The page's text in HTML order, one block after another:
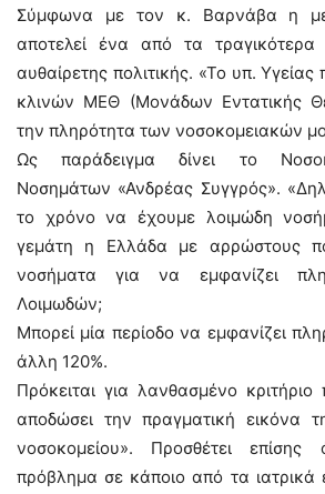
Σύμφωνα με τον κ. Βαρνάβα η
αποτελεί ένα από τα
αυθαίρετης πολιτικής. «Το υπ.
κλινών ΜΕΘ (Μονάδων Εντατικής
την πληρότητα των νοσοκομειακών
Ως παράδειγμα δίνει το
Νοσημάτων «Ανδρέας Συγγρός».
το χρόνο να έχουμε λοιμώδη
γεμάτη η Ελλάδα με αρρώστους
νοσήματα για να εμφανίζει
Λοιμωδών;
Μπορεί μία περίοδο να εμφανίζει
άλλη 120%.
Πρόκειται για λανθασμένο
αποδώσει την πραγματική εικόνα
νοσοκομείου». Προσθέτει επίσης
πρόβλημα σε κάποιο από τα ιατρικά